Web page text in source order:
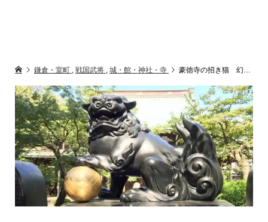
鎌倉・室町 , 戦国武将 , 城・館・神社・寺 豪徳寺の招き猫 幻想的な井伊家墓所と井伊直弼の墓